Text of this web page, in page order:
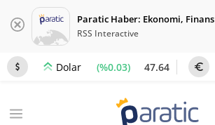
Paratic Haber: Ekonomi, Finans
RSS Interactive
Dolar (%0.03) 47.64